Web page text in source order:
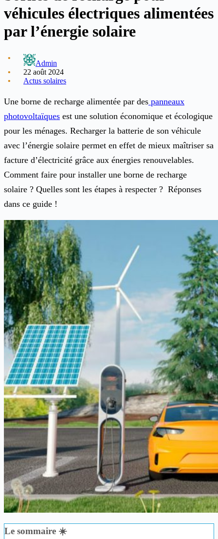
véhicules électriques alimentées
par l’énergie solaire
Admin
22 août 2024
Actus solaires
Une borne de recharge alimentée par des panneaux
photovoltaïques est une solution économique et écologique
pour les ménages. Recharger la batterie de son véhicule
avec l’énergie solaire permet en effet de mieux maîtriser sa
facture d’électricité grâce aux énergies renouvelables.
Comment faire pour installer une borne de recharge
solaire ? Quelles sont les étapes à respecter ? Réponses
dans ce guide !
Le sommaire ☀️